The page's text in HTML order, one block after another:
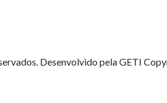
Desenvolvido pela GETI